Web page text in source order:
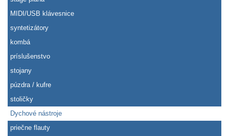
MIDI/USB klávesnice
syntetizátory
kombá
príslušenstvo
stojany
púzdra / kufre
stoličky
Dychové nástroje
priečne flauty